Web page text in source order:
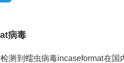
病毒
测到蠕虫病毒incaseformat在